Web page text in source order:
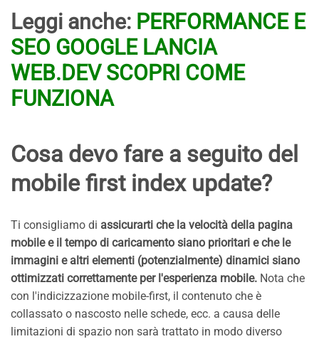
Leggi anche: PERFORMANCE E
SEO GOOGLE LANCIA
WEB.DEV SCOPRI COME
FUNZIONA
Cosa devo fare a seguito del
mobile first index update?
Ti consigliamo di assicurarti che la velocità della pagina
mobile e il tempo di caricamento siano prioritari e che le
immagini e altri elementi (potenzialmente) dinamici siano
ottimizzati correttamente per l'esperienza mobile. Nota che
con l'indicizzazione mobile-first, il contenuto che è
collassato o nascosto nelle schede, ecc. a causa delle
limitazioni di spazio non sarà trattato in modo diverso